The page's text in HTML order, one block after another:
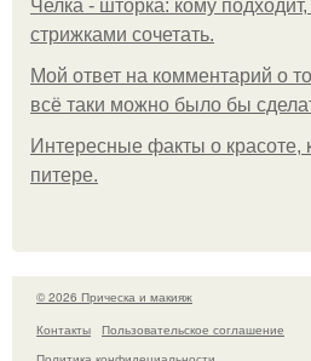
Челка - шторка: кому подходит,
стрижками сочетать.
Мой ответ на комментарий о
всё таки можно было бы
Интересные факты о красоте,
питере.
© 2026 Прическа и макияж
Контакты
Пользовательское соглашение